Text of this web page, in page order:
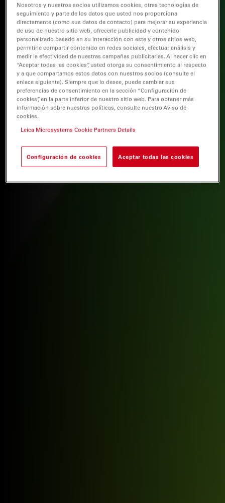
Nosotros y nuestros socios utilizamos cookies, otras tecnologías de
seguimiento y parte de los datos que usted nos proporciona
directamente (como sus datos de contacto) para mejorar su experiencia
de uso de nuestro sitio web, ofrecerle publicidad y contenido
personalizado basado en su interacción con este y otros sitios web,
permitirle compartir contenido en redes sociales, efectuar análisis y
medir la efectividad de nuestras campañas publicitarias. Al hacer clic en
“Aceptar todas las cookies”, usted otorga su consentimiento al respecto
y a que compartamos estos datos con nuestros socios (consulte el
enlace siguiente). Siempre que lo desee, puede cambiar sus
preferencias de consentimiento en la sección “Configuración de
cookies”, en la parte inferior de nuestro sitio web. Para obtener más
información sobre nuestras políticas, consulte nuestro Aviso de
cookies.
Leica Microsystems Cookie Partners Details
Configuración de cookies Aceptar todas las cookies